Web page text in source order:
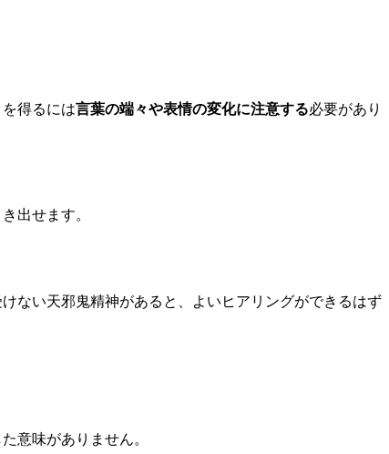
得るには言葉の端々や表情の変化に注意する必要があり
出せます。
ない天邪鬼精神があると、よいヒアリングができるはず
意味がありません。